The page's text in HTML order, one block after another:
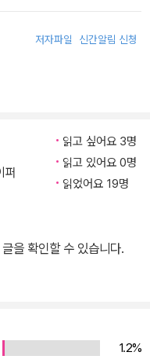
극
성공를 꿈꾸기보다는 경
협박으로부터 의뢰인들
으로 호러물의 스피드를 극
고전적인 면과 현대적인 면
필하고 있다. 너무도 새로
습하는 스테레오타입의 한
지 않는 현대 만화사의 거
저자파일 신간알림 신청
퍼
읽고 싶어요 3명
읽고 있어요 0명
읽었어요 19명
을 확인할 수 있습니다.
1.2%